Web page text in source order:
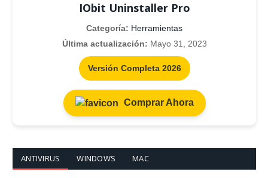
IObit Uninstaller Pro
Categoría: Herramientas
Última actualización: Mayo 31, 2023
Versión Completa 2026
Comprar Ahora
ANTIVIRUS WINDOWS MAC